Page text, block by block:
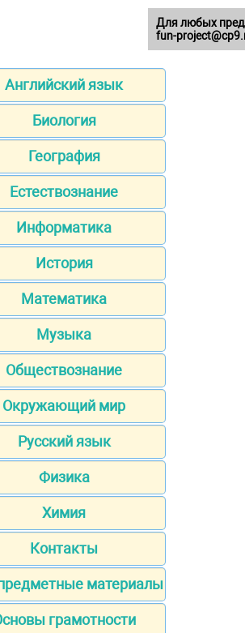
Английский язык
Биология
География
Естествознание
Информатика
История
Математика
Музыка
Обществознание
Окружающий мир
Русский язык
Физика
Химия
Контакты
материалы
грамотности
Для любых
fun-